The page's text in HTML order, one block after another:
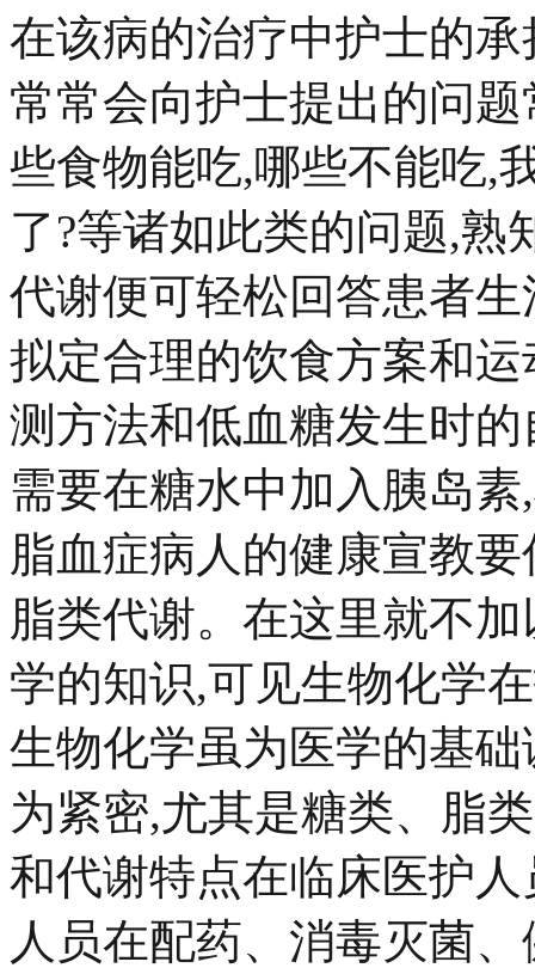
在该病的治疗中护士的
常常会向护士提出的问
些食物能吃,哪些不能吃,
了?等诸如此类的问题,熟
代谢便可轻松回答患者
拟定合理的饮食方案和
测方法和低血糖发生时
需要在糖水中加入胰岛
脂血症病人的健康宣教
脂类代谢。在这里就不
学的知识,可见生物化学
生物化学虽为医学的基
为紧密,尤其是糖类、脂
和代谢特点在临床医护
人员在配药、消毒灭菌